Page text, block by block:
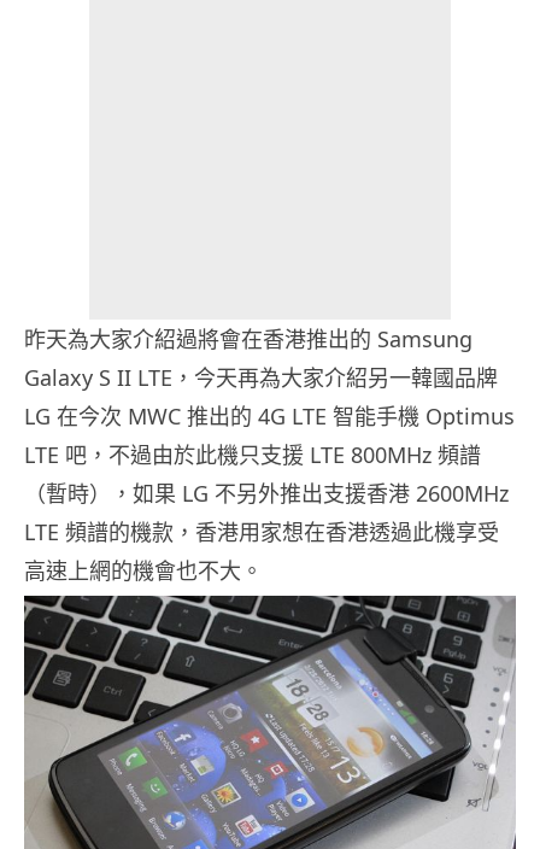
昨天為大家介紹過將會在香港推出的 Samsung
Galaxy S II LTE，今天再為大家介紹另一韓國品牌
LG 在今次 MWC 推出的 4G LTE 智能手機 Optimus
LTE 吧，不過由於此機只支援 LTE 800MHz 頻譜
（暫時），如果 LG 不另外推出支援香港 2600MHz
LTE 頻譜的機款，香港用家想在香港透過此機享受
高速上網的機會也不大。